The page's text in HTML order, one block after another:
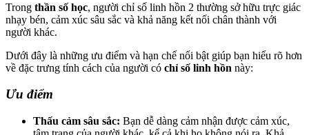
Trong thần số học, người chỉ số linh hồn 2 thường sở hữu trực giác
nhạy bén, cảm xúc sâu sắc và khả năng kết nối chân thành với
người khác.
Dưới đây là những ưu điểm và hạn chế nổi bật giúp bạn hiểu rõ hơn
về đặc trưng tính cách của người có chỉ số linh hồn này:
Ưu điểm
Thấu cảm sâu sắc: Bạn dễ dàng cảm nhận được cảm xúc,